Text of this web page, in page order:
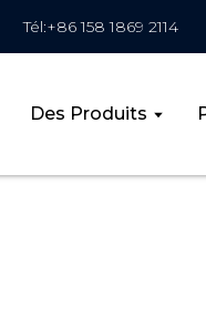
Tél:+86 158 1869 2114
Des Produits